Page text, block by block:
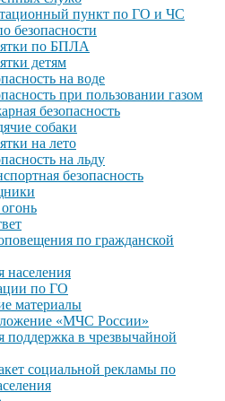
пункт по ГО и ЧС
безопасности
по БПЛА
детям
на воде
при пользовании газом
безопасность
собаки
на лето
на льду
безопасность
по гражданской
населения
по ГО
материалы
«МЧС России»
поддержка в чрезвычайной
социальной рекламы по